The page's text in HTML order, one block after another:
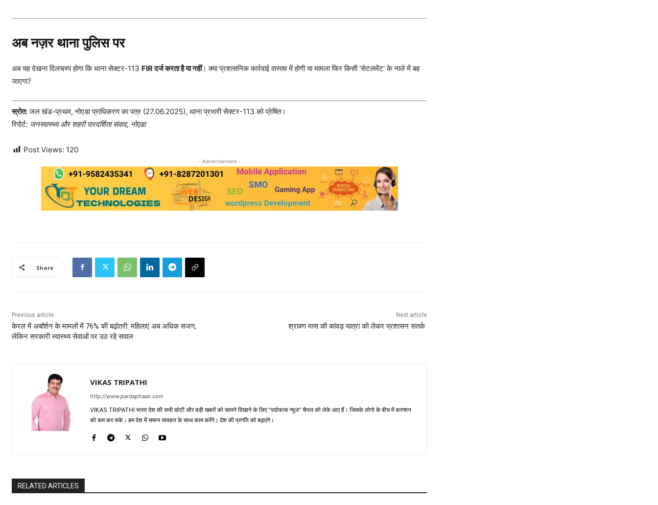
अब नज़र थाना पुलिस पर
अब यह देखना दिलचस्प होगा कि थाना सेक्टर-113 FIR दर्ज करता है या नहीं। क्या प्रशासनिक कार्रवाई वास्तव में होगी या मामला फिर किसी ‘सेटलमेंट’ के नाले में बह
जाएगा?
स्रोत:जल खंड-प्रथम, नोएडा प्राधिकरण का पत्र (27.06.2025), थाना प्रभारी सेक्टर-113 को प्रेषित।
रिपोर्ट: जनस्वास्थ्य और शहरी पारदर्शिता संवाद, नोएडा
Post Views: 120
- Advertisement -
Share
Previous article
केरल में अबॉर्शन के मामलों में 76% की बढ़ोतरी: महिलाएं अब अधिक सजग,
लेकिन सरकारी स्वास्थ्य सेवाओं पर उठ रहे सवाल
Next article
श्रावण मास की कांवड़ यात्रा को लेकर प्रशासन सतर्क
VIKAS TRIPATHI
http://www.pardaphaas.com
VIKAS TRIPATHI भारत देश की सभी छोटी और बड़ी खबरों को सामने दिखाने के लिए "पर्दाफास न्यूज" चैनल को लेके आए हैं। जिसके लोगो के बीच में करप्शन
को कम कर सके। हम देश में समान व्यवहार के साथ काम करेंगे। देश की प्रगति को बढ़ाएंगे।
RELATED ARTICLES